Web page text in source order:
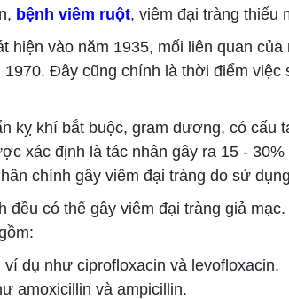
bệnh viêm ruột, viêm đại tràng thiếu
hiện vào năm 1935, mối liên quan
Đây cũng chính là thời điểm việc
kỵ khí bắt buộc, gram dương, có cấu
xác định là tác nhân gây ra 15 -
chính gây viêm đại tràng do sử
có thể gây viêm đại tràng giả
dụ như ciprofloxacin và levofloxacin.
amoxicillin và ampicillin.